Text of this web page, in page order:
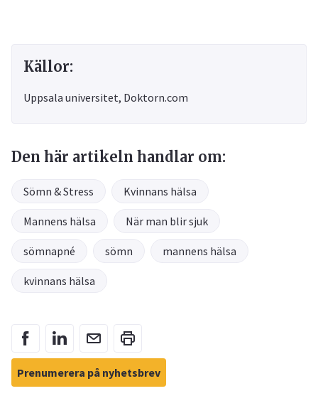
Källor:
Uppsala universitet, Doktorn.com
Den här artikeln handlar om:
Sömn & Stress Kvinnans hälsa
Mannens hälsa När man blir sjuk
sömnapné sömn mannens hälsa
kvinnans hälsa
Prenumerera på nyhetsbrev